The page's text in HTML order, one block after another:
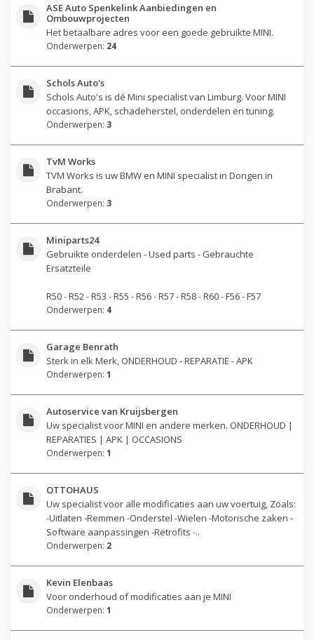
ASE Auto Spenkelink Aanbiedingen en
Ombouwprojecten
Het betaalbare adres voor een goede gebruikte MINI.
Onderwerpen: 24
Schols Auto's
Schols Auto's is dé Mini specialist van Limburg. Voor MINI
occasions, APK, schadeherstel, onderdelen en tuning.
Onderwerpen: 3
TvM Works
TVM Works is uw BMW en MINI specialist in Dongen in
Brabant.
Onderwerpen: 3
Miniparts24
Gebruikte onderdelen - Used parts - Gebrauchte
Ersatzteile
R50 - R52 - R53 - R55 - R56 - R57 - R58 - R60 - F56 - F57
Onderwerpen: 4
Garage Benrath
Sterk in elk Merk, ONDERHOUD - REPARATIE - APK
Onderwerpen: 1
Autoservice van Kruijsbergen
Uw specialist voor MINI en andere merken. ONDERHOUD |
REPARATIES | APK | OCCASIONS
Onderwerpen: 1
OTTOHAUS
Uw specialist voor alle modificaties aan uw voertuig, Zoals:
-Uitlaten -Remmen -Onderstel -Wielen -Motorische zaken -
Software aanpassingen -Retrofits -..
Onderwerpen: 2
Kevin Elenbaas
Voor onderhoud of modificaties aan je MINI
Onderwerpen: 1